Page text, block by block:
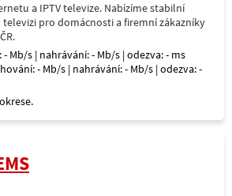
a IPTV televize. Nabízíme stabilní
pro domácnosti a firemní zákazníky
- Mb/s | nahrávání: - Mb/s | odezva: - ms
- Mb/s | nahrávání: - Mb/s | odezva: -